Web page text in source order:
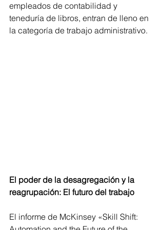
empleados de contabilidad y
teneduría de libros, entran de lleno en
la categoría de trabajo administrativo.
El poder de la desagregación y la
reagrupación: El futuro del trabajo
El informe de McKinsey «Skill Shift: